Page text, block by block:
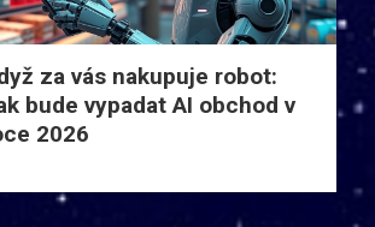
za vás nakupuje robot:
bude vypadat AI obchod v
2026